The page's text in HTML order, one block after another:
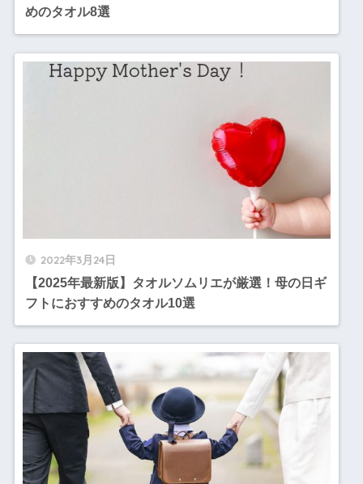
めのタオル8選
2022年3月24日
【2025年最新版】タオルソムリエが厳選！母の日ギ
フトにおすすめのタオル10選